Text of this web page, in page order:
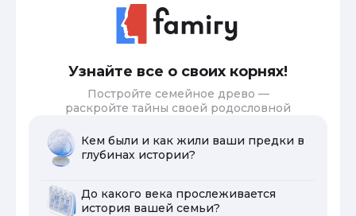
Узнайте все о своих корнях!
Постройте семейное древо —
раскройте тайны своей родословной
Кем были и как жили ваши предки в
глубинах истории?
До какого века прослеживается
история вашей семьи?